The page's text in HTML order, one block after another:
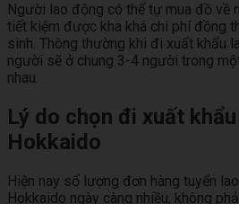
Người lao động có thể tự mua đồ về
tiết kiệm được kha khá chi phí đồng
sinh. Thông thường khi đi xuất khẩu
người sẽ ở chung 3-4 người trong
nhau.
Lý do chọn đi xuất
Hokkaido
Hiện nay số lượng đơn hàng tuyển
Hokkaido ngày càng nhiều, không